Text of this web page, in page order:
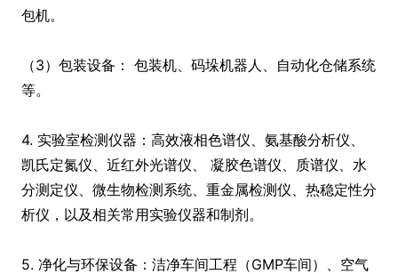
包机。
（3）包装设备： 包装机、码垛机器人、自动化仓储系统
等。
4. 实验室检测仪器：高效液相色谱仪、氨基酸分析仪、
凯氏定氮仪、近红外光谱仪、 凝胶色谱仪、质谱仪、水
分测定仪、微生物检测系统、重金属检测仪、热稳定性分
析仪，以及相关常用实验仪器和制剂。
5. 净化与环保设备：洁净车间工程（GMP车间）、空气